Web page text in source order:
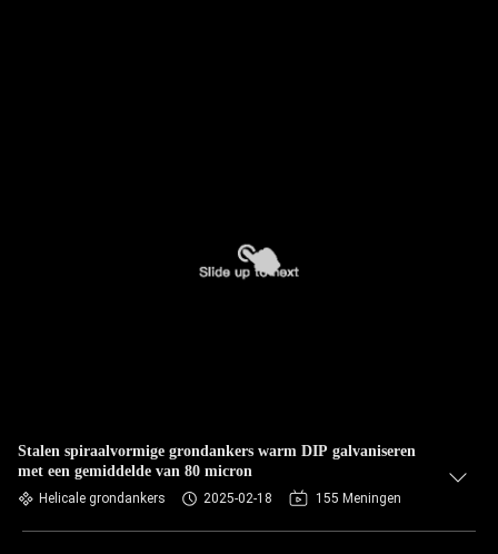
Stalen spiraalvormige grondankers warm DIP galvaniseren
met een gemiddelde van 80 micron
Helicale grondankers 2025-02-18 155 Meningen